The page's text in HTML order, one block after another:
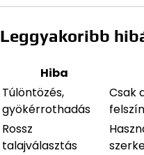
Leggyakoribb
Hiba
Túlöntözés,
gyökérrothadás
Csak
Rossz
talajválasztás